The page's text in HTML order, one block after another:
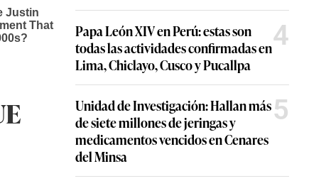
Papa León XIV en Perú: estas son
todas las actividades confirmadas en
Lima, Chiclayo, Cusco y Pucallpa
4
Unidad de Investigación: Hallan más
de siete millones de jeringas y
medicamentos vencidos en Cenares
del Minsa
5